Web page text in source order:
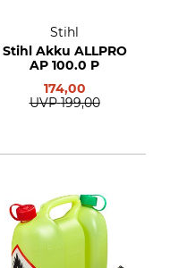
Stihl
Stihl Akku ALLPRO
AP 100.0 P
174,00
UVP 199,00